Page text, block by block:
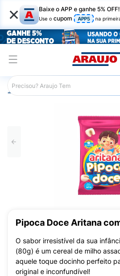
× Baixe o APP e ganhe 5% OFF!
Use o cupom APP5 na
Araujo Mercado
Pipoca Doce Aritana
O sabor irresistível da sua
(80g) é um cereal de milho
aquele toque docinho perfeito
original e inconfundível!